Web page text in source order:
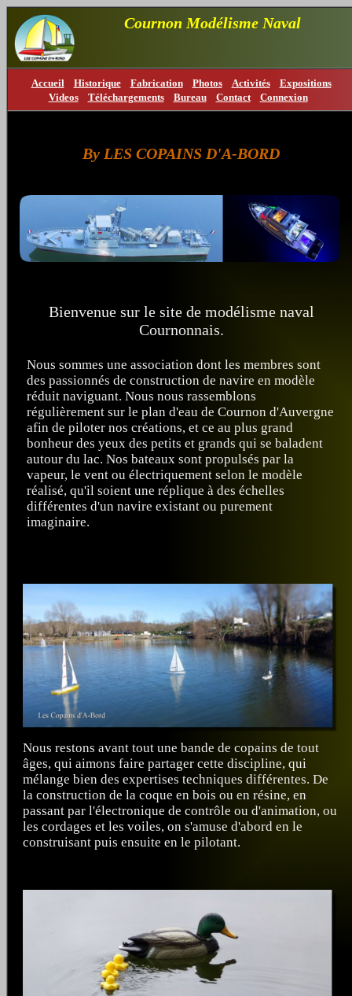
Cournon Modélisme Naval
Accueil Historique Fabrication Photos Activités
Expositions
Videos
Téléchargements Bureau Contact Connexion
By LES COPAINS D'A-BORD
Bienvenue sur le site de modélisme naval
Cournonnais.
Nous sommes une association dont les membres sont
des passionnés de construction de navire en modèle
réduit naviguant. Nous nous rassemblons
régulièrement sur le plan d'eau de Cournon d'Auvergne
afin de piloter nos créations, et ce au plus grand
bonheur des yeux des petits et grands qui se baladent
autour du lac. Nos bateaux sont propulsés par la
vapeur, le vent ou électriquement selon le modèle
réalisé, qu'il soient une réplique à des échelles
différentes d'un navire existant ou purement
imaginaire.
Nous restons avant tout une bande de copains de tout
âges, qui aimons faire partager cette discipline, qui
mélange bien des expertises techniques différentes. De
la construction de la coque en bois ou en résine, en
passant par l'électronique de contrôle ou d'animation, ou
les cordages et les voiles, on s'amuse d'abord en le
construisant puis ensuite en le pilotant.